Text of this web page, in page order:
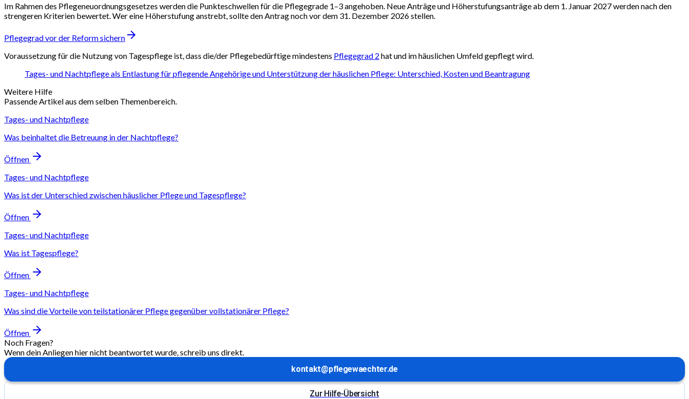
Im Rahmen des Pflegeneuordnungsgesetzes werden die Punkteschwellen für die Pflegegrade 1–3 angehoben. Neue Anträge und Höherstufungsanträge ab dem 1. Januar 2027 werden nach den
strengeren Kriterien bewertet. Wer eine Höherstufung anstrebt, sollte den Antrag noch vor dem 31. Dezember 2026 stellen.
Pflegegrad vor der Reform sichern
Voraussetzung für die Nutzung von Tagespflege ist, dass die/der Pflegebedürftige mindestens Pflegegrad 2 hat und im häuslichen Umfeld gepflegt wird.
Tages- und Nachtpflege als Entlastung für pflegende Angehörige und Unterstützung der häuslichen Pflege: Unterschied, Kosten und Beantragung
Weitere Hilfe
Passende Artikel aus dem selben Themenbereich.
Tages- und Nachtpflege
Was beinhaltet die Betreuung in der Nachtpflege?
Öffnen
Tages- und Nachtpflege
Was ist der Unterschied zwischen häuslicher Pflege und Tagespflege?
Öffnen
Tages- und Nachtpflege
Was ist Tagespflege?
Öffnen
Tages- und Nachtpflege
Was sind die Vorteile von teilstationärer Pflege gegenüber vollstationärer Pflege?
Öffnen
Noch Fragen?
Wenn dein Anliegen hier nicht beantwortet wurde, schreib uns direkt.
kontakt@pflegewaechter.de
Zur Hilfe-Übersicht